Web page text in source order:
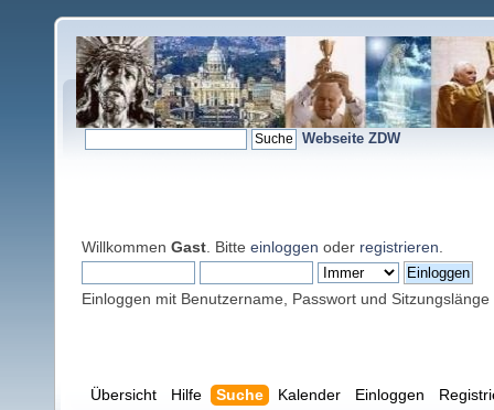
Webseite ZDW
Willkommen Gast . Bitte einloggen oder registrieren
Einloggen mit Benutzername, Passwort und Sitzungslänge
Übersicht Hilfe Suche Kalender Einloggen